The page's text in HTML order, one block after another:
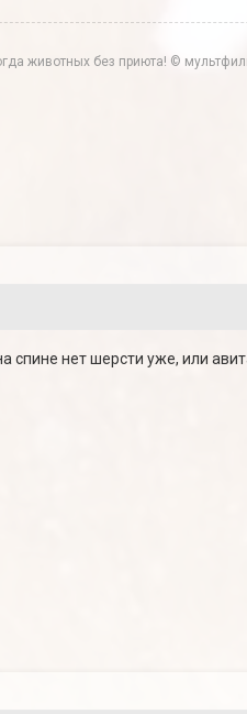
животных без приюта! ©
спине нет шерсти уже, или